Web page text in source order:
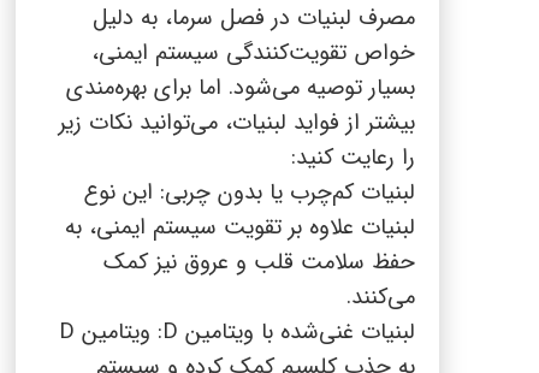
مصرف لبنیات در فصل سرما، به دلیل
خواص تقویت‌کنندگی سیستم ایمنی،
بسیار توصیه می‌شود. اما برای بهره‌مندی
بیشتر از فواید لبنیات، می‌توانید نکات زیر
را رعایت کنید:
لبنیات کم‌چرب یا بدون چربی: این نوع
لبنیات علاوه بر تقویت سیستم ایمنی، به
حفظ سلامت قلب و عروق نیز کمک
می‌کنند.
لبنیات غنی‌شده با ویتامین D: ویتامین D